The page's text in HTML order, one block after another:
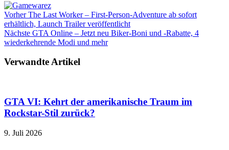
VorherThe Last Worker – First-Person-Adventure ab sofort
erhältlich, Launch Trailer veröffentlicht
Nächste GTA Online – Jetzt neu Biker-Boni und -Rabatte, 4
wiederkehrende Modi und mehr
Verwandte Artikel
GTA VI: Kehrt der amerikanische Traum im
Rockstar-Stil zurück?
9. Juli 2026